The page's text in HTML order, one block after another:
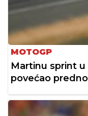
MOTOGP
Martinu sprint
povećao